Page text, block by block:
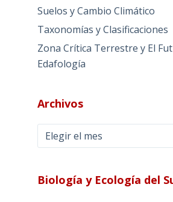
Suelos y Cambio Climático
Taxonomías y Clasificaciones
Zona Crítica Terrestre y El
Edafología
Archivos
Archivos
Biología y Ecología del